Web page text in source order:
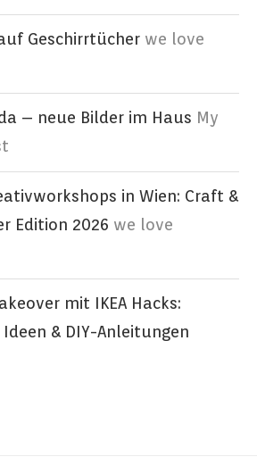
Geschirrtücher we love
– neue Bilder im Haus My
in Wien: Craft &
Edition 2026 we love
mit IKEA Hacks:
& DIY-Anleitungen